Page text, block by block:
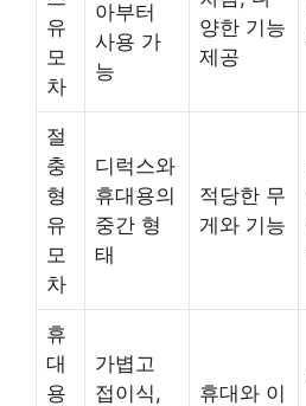
유
모
차
아부터
사용 가
능
양한 기능
제공
절
충
형
유
모
차
디럭스와
휴대용의
중간 형
태
적당한 무
게와 기능
휴
대
용
가볍고
접이식,
휴대와 이